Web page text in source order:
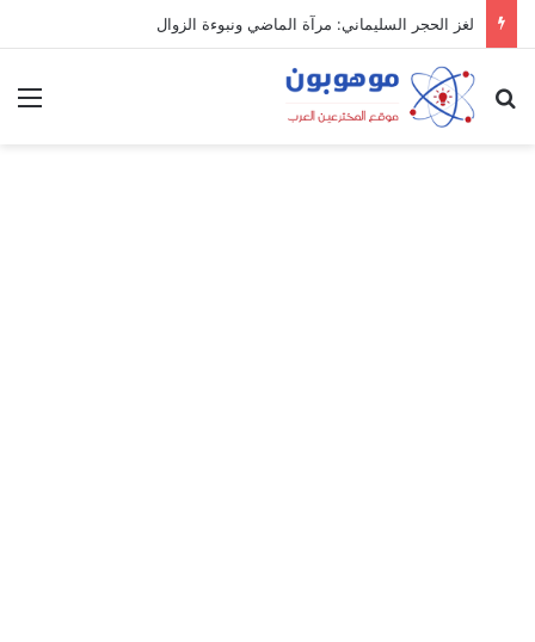
لغز الحجر السليماني: مرآة الماضي ونبوءة الزوال
بحث عن